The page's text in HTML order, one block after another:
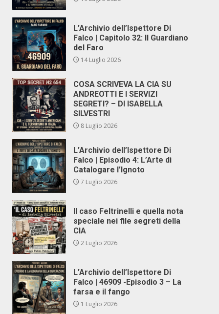
L’Archivio dell’Ispettore Di
Falco | Capitolo 32: Il Guardiano
del Faro
14 Luglio 2026
COSA SCRIVEVA LA CIA SU
ANDREOTTI E I SERVIZI
SEGRETI? – DI ISABELLA
SILVESTRI
8 Luglio 2026
L’Archivio dell’Ispettore Di
Falco | Episodio 4: L’Arte di
Catalogare l’Ignoto
7 Luglio 2026
Il caso Feltrinelli e quella nota
speciale nei file segreti della
CIA
2 Luglio 2026
L’Archivio dell’Ispettore Di
Falco | 46909 -Episodio 3 – La
farsa e il fango
1 Luglio 2026